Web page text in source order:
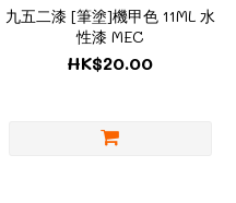
九五二漆 [筆塗]機甲色 11ML 水
性漆 MEC
HK$20.00